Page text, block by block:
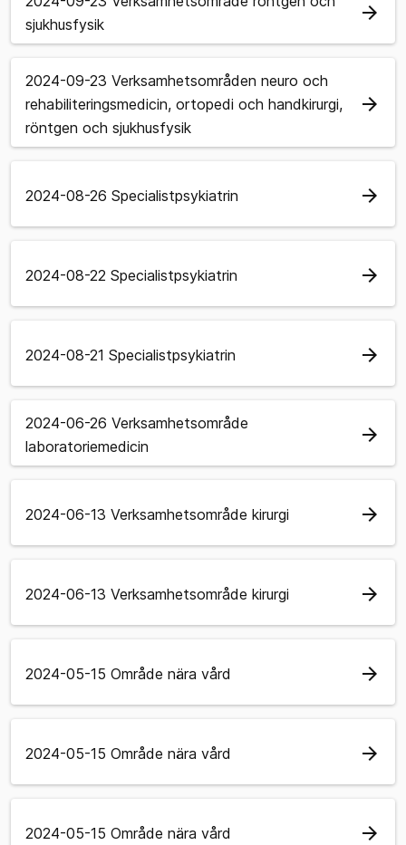
sjukhusfysik
arrow_forward
2024-09-23 Verksamhetsområden neuro och
rehabiliteringsmedicin, ortopedi och handkirurgi,
röntgen och sjukhusfysik
arrow_forward
2024-08-26 Specialistpsykiatrin arrow_forward
2024-08-22 Specialistpsykiatrin arrow_forward
2024-08-21 Specialistpsykiatrin arrow_forward
2024-06-26 Verksamhetsområde
laboratoriemedicin
arrow_forward
2024-06-13 Verksamhetsområde kirurgi arrow_forward
2024-06-13 Verksamhetsområde kirurgi arrow_forward
2024-05-15 Område nära vård arrow_forward
2024-05-15 Område nära vård arrow_forward
2024-05-15 Område nära vård arrow_forward